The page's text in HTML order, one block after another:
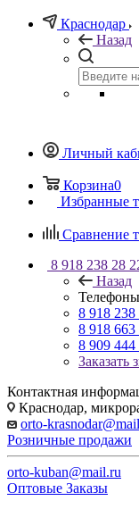
Краснодар
Назад
Личный
Корзина0
Избранные
Сравнение
8 918 238 28
Назад
Телефоны
8 918 238
8 918 663
8 909 444
Заказать
Контактная
Краснодар,
orto-
Розничные продажи
orto-kuban@mail.ru
Оптовые Заказы